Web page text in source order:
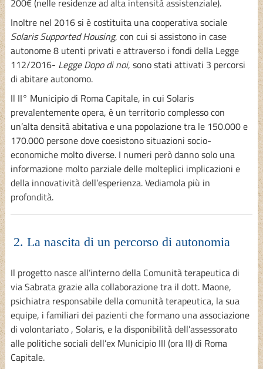
Inoltre nel 2016 si è costituita una cooperativa sociale
Solaris Supported Housing, con cui si assistono in case
autonome 8 utenti privati e attraverso i fondi della Legge
112/2016- Legge Dopo di noi, sono stati attivati 3 percorsi
di abitare autonomo.
Il II° Municipio di Roma Capitale, in cui Solaris
prevalentemente opera, è un territorio complesso con
un’alta densità abitativa e una popolazione tra le 150.000 e
170.000 persone dove coesistono situazioni socio-
economiche molto diverse. I numeri però danno solo una
informazione molto parziale delle molteplici implicazioni e
della innovatività dell’esperienza. Vediamola più in
profondità.
2. La nascita di un percorso di autonomia
Il progetto nasce all’interno della Comunità terapeutica di
via Sabrata grazie alla collaborazione tra il dott. Maone,
psichiatra responsabile della comunità terapeutica, la sua
equipe, i familiari dei pazienti che formano una associazione
di volontariato , Solaris, e la disponibilità dell’assessorato
alle politiche sociali dell’ex Municipio III (ora II) di Roma
Capitale.